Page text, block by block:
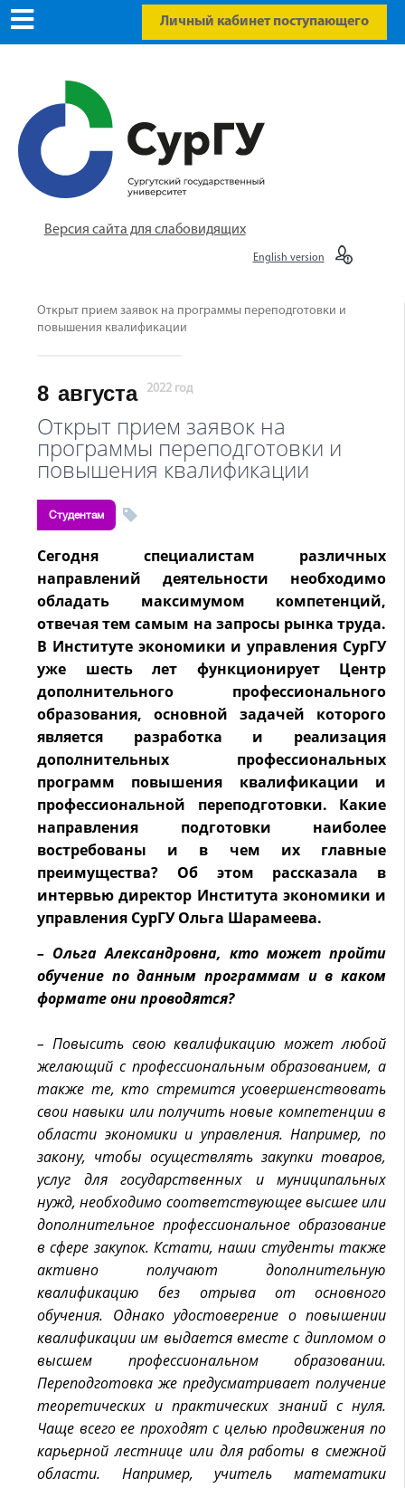
Личный кабинет поступающего
Версия сайта для слабовидящих
English version
Открыт прием заявок на программы переподготовки и
повышения квалификации
8 августа 2022 год
Открыт прием заявок на
программы переподготовки и
повышения квалификации
Студентам
Сегодня специалистам различных
направлений деятельности необходимо
обладать максимумом компетенций,
отвечая тем самым на запросы рынка труда.
В Институте экономики и управления СурГУ
уже шесть лет функционирует Центр
дополнительного профессионального
образования, основной задачей которого
является разработка и реализация
дополнительных профессиональных
программ повышения квалификации и
профессиональной переподготовки. Какие
направления подготовки наиболее
востребованы и в чем их главные
преимущества? Об этом рассказала в
интервью директор Института экономики и
управления СурГУ Ольга Шарамеева.
– Ольга Александровна, кто может пройти
обучение по данным программам и в каком
формате они проводятся?
– Повысить свою квалификацию может любой
желающий с профессиональным образованием, а
также те, кто стремится усовершенствовать
свои навыки или получить новые компетенции в
области экономики и управления. Например, по
закону, чтобы осуществлять закупки товаров,
услуг для государственных и муниципальных
нужд, необходимо соответствующее высшее или
дополнительное профессиональное образование
в сфере закупок. Кстати, наши студенты также
активно получают дополнительную
квалификацию без отрыва от основного
обучения. Однако удостоверение о повышении
квалификации им выдается вместе с дипломом о
высшем профессиональном образовании.
Переподготовка же предусматривает получение
теоретических и практических знаний с нуля.
Чаще всего ее проходят с целью продвижения по
карьерной лестнице или для работы в смежной
области. Например, учитель математики